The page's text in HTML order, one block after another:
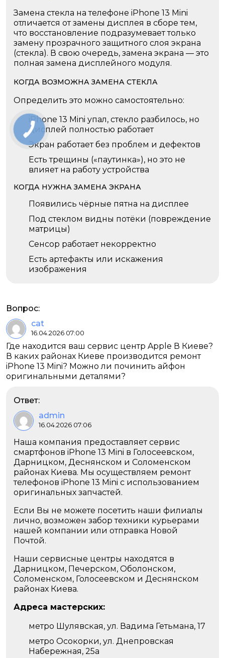
Замена стекла на телефоне iPhone 13 Mini
отличается от замены дисплея в сборе тем,
что восстановление подразумевает только
замену прозрачного защитного слоя экрана
(стекла). В свою очередь, замена экрана — это
полная замена дисплейного модуля.
КОГДА ВОЗМОЖНА ЗАМЕНА СТЕКЛА
Определить это можно самостоятельно:
iPhone 13 Mini упал, стекло разбилось, но
дисплей полностью работает
Экран работает без проблем и дефектов
Есть трещины («паутинка»), но это не
влияет на работу устройства
КОГДА НУЖНА ЗАМЕНА ЭКРАНА
Появились чёрные пятна на дисплее
Под стеклом видны потёки (повреждение
матрицы)
Сенсор работает некорректно
Есть артефакты или искажения
изображения
Вопрос:
cat
16.04.2026 07:00
Где находится ваш сервис центр Apple В Киеве?
В каких районах Киеве производится ремонт
iPhone 13 Mini? Можно ли починить айфон
оригинальными деталями?
Ответ:
admin
16.04.2026 07:06
Наша компания предоставляет сервис
смартфонов iPhone 13 Mini в Голосеевском,
Дарницком, Деснянском и Соломенском
районах Киева. Мы осуществляем ремонт
телефонов iPhone 13 Mini с использованием
оригинальных запчастей.
Если Вы не можете посетить наши филиалы
лично, возможен забор техники курьерами
нашей компании или отправка Новой
Почтой.
Наши сервисные центры находятся в
Дарницком, Печерском, Оболонском,
Соломенском, Голосеевском и Деснянском
районах Киева.
Адреса мастерских:
метро Шулявская, ул. Вадима Гетьмана, 17
метро Осокорки, ул. Днепровская
Набережная, 25а